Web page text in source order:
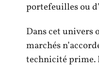
portefeuilles ou
Dans cet univers
marchés
technicité prime.